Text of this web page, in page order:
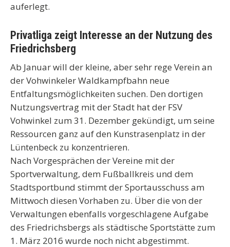
auferlegt.
Privatliga zeigt Interesse an der Nutzung des
Friedrichsberg
Ab Januar will der kleine, aber sehr rege Verein an
der Vohwinkeler Waldkampfbahn neue
Entfaltungsmöglichkeiten suchen. Den dortigen
Nutzungsvertrag mit der Stadt hat der FSV
Vohwinkel zum 31. Dezember gekündigt, um seine
Ressourcen ganz auf den Kunstrasenplatz in der
Lüntenbeck zu konzentrieren.
Nach Vorgesprächen der Vereine mit der
Sportverwaltung, dem Fußballkreis und dem
Stadtsportbund stimmt der Sportausschuss am
Mittwoch diesen Vorhaben zu. Über die von der
Verwaltungen ebenfalls vorgeschlagene Aufgabe
des Friedrichsbergs als städtische Sportstätte zum
1. März 2016 wurde noch nicht abgestimmt.